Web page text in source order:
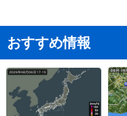
おすすめ情報